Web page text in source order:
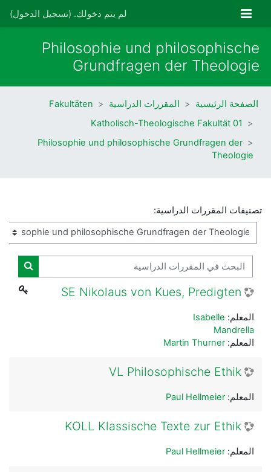
واجهة جانبية لم يتم دخولك. (تسجيل الدخول)
Philosophie und philosophische
Grundfragen der Theologie
الصفحة الرئيسية المقررات الدراسية
Fakultäten
01 Katholisch-Theologische Fakultät
Philosophie und philosophische Grundfragen der
Theologie
تصنيفات المقررات الدراسية:
البحث في المقررات الدراسية
البحث
SE Nikolaus von Kues, Predigten
المعلم: Isabelle
Mandrella
المعلم:Martin Thurner
VL Philosophische Ethik
المعلم:Paul Hellmeier
KOLL Klassische Texte zur Ethik
المعلم:Paul Hellmeier